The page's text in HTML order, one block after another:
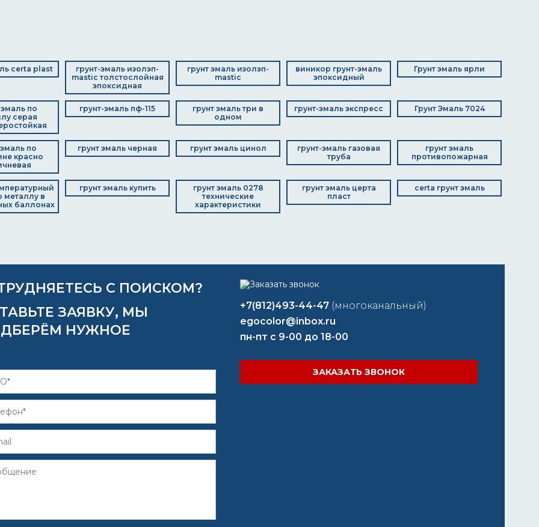
certa plast
грунт-эмаль изолэп-
mastic толстослойная
эпоксидная
грунт эмаль изолэп-
mastic
виникор грунт-эмаль
эпоксидный
Грунт эмаль ярли
эмаль по
серая
грунт-эмаль пф-115
грунт эмаль три в
одном
грунт-эмаль экспресс Грунт Эмаль 7024
эмаль по
красно
грунт эмаль черная грунт эмаль цинол
грунт-эмаль газовая
труба
грунт эмаль
противопожарная
металлу в
баллонах
грунт эмаль купить
грунт эмаль 0278
технические
характеристики
грунт эмаль церта
пласт
certa грунт эмаль
С ПОИСКОМ?
ЗАЯВКУ, МЫ
НУЖНОЕ
+7(812)493-44-47 (многоканальный)
egocolor@inbox.ru
пн-пт с 9-00 до 18-00
ЗАКАЗАТЬ ЗВОНОК